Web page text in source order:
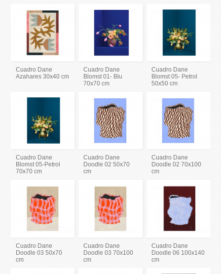
Cuadro Dane
Azahares 30x40 cm
Cuadro Dane
Blomst 01- Blu
70x70 cm
Cuadro Dane
Blomst 05- Petrol
50x50 cm
Cuadro Dane
Blomst 05-Petrol
70x70 cm
Cuadro Dane
Doodle 02 50x70
cm
Cuadro Dane
Doodle 02 70x100
cm
Cuadro Dane
Doodle 03 50x70
cm
Cuadro Dane
Doodle 03 70x100
cm
Cuadro Dane
Doodle 06 100x140
cm